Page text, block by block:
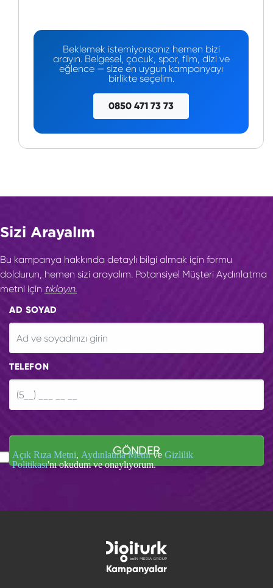
Beklemek istemiyorsanız hemen bizi
arayın. Belgesel, çocuk, spor, film, dizi ve
eğlence — size en uygun kampanyayı
birlikte seçelim.
0850 471 73 73
Sizi Arayalım
Bu kampanya hakkında detaylı bilgi almak için formu
doldurun, hemen sizi arayalım. Potansiyel Müşteri Aydınlatma
metni için tıklayın.
AD SOYAD
TELEFON
GÖNDER
Açık Rıza Metni, Aydınlatma Metnive Gizlilik
Politikası'nı okudum ve onaylıyorum.
Kampanyalar